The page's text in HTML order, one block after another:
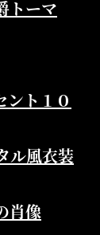
トーマ
ト１０
風衣装
肖像